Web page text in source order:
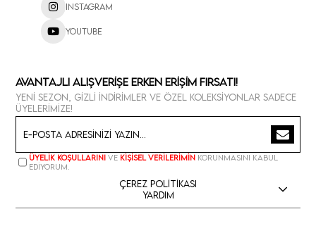
Instagram
Youtube
Avantajlı Alışverişe Erken Erişim Fırsatı!
Yeni sezon, gizli indirimler ve özel koleksiyonlar sadece
üyelerimize!
Üyelik koşullarını ve kişisel verilerimin korunmasını kabul
ediyorum.
Çerez Politikası
Yardım